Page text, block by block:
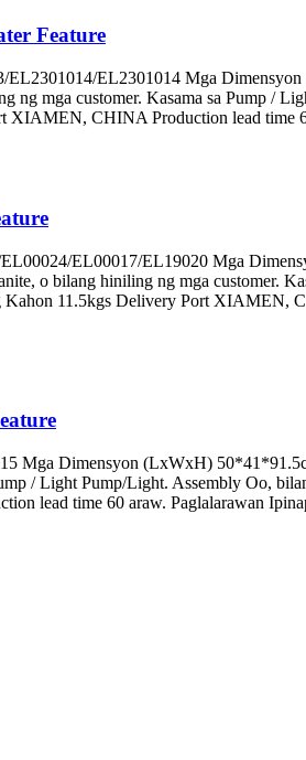
Feature
EL2301014/EL2301014 Mga
mga customer. Kasama sa Pump /
CHINA Production lead time
EL00017/EL19020 Mga
o bilang hiniling ng mga customer.
11.5kgs Delivery Port XIAMEN,
Mga Dimensyon (LxWxH)
/ Light Pump/Light. Assembly Oo,
lead time 60 araw. Paglalarawan